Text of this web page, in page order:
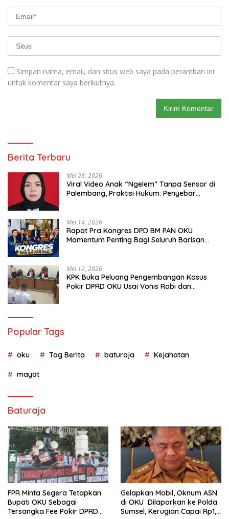
Simpan nama, email, dan situs web saya pada peramban ini
untuk komentar saya berikutnya.
Berita Terbaru
Mei 28, 2026
Viral Video Anak “Ngelem” Tanpa Sensor di
Palembang, Praktisi Hukum: Penyebar
Mei 14, 2026
Rapat Pra Kongres DPD BM PAN OKU
Momentum Penting Bagi Seluruh Barisan
Mei 12, 2026
KPK Buka Peluang Pengembangan Kasus
Pokir DPRD OKU Usai Vonis Robi dan
Popular Tags
oku Tag Berita baturaja Kejahatan
mayat
Baturaja
FPR Minta Segera Tetapkan
Bupati OKU Sebagai
Tersangka Fee Pokir DPRD
Gelapkan Mobil, Oknum ASN
di OKU Dilaporkan ke Polda
Sumsel, Kerugian Capai Rp1,2